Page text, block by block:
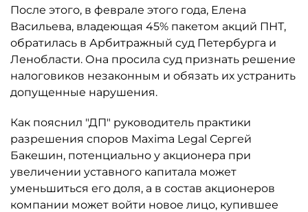
После этого, в феврале этого года, Елена
Васильева, владеющая 45% пакетом акций ПНТ,
обратилась в Арбитражный суд Петербурга и
Ленобласти. Она просила суд признать решение
налоговиков незаконным и обязать их устранить
допущенные нарушения.
Как пояснил "ДП" руководитель практики
разрешения споров Maxima Legal Сергей
Бакешин, потенциально у акционера при
увеличении уставного капитала может
уменьшиться его доля, а в состав акционеров
компании может войти новое лицо, купившее